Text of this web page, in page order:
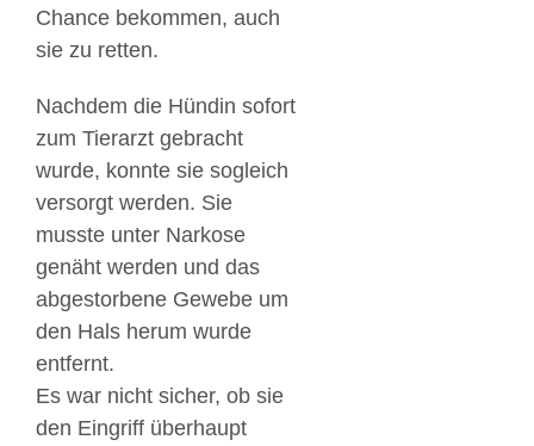
Chance bekommen, auch
sie zu retten.
Nachdem die Hündin sofort
zum Tierarzt gebracht
wurde, konnte sie sogleich
versorgt werden. Sie
musste unter Narkose
genäht werden und das
abgestorbene Gewebe um
den Hals herum wurde
entfernt.
Es war nicht sicher, ob sie
den Eingriff überhaupt